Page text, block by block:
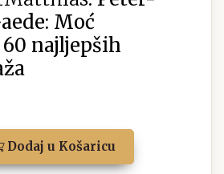
Moć
najljepših
Dodaj u Košaricu